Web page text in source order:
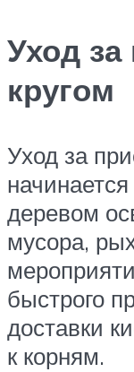
Уход
кругом
Уход за
деревом
мусора,
быстрого
доставки
к корням.